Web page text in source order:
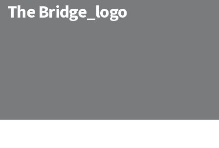
The Bridge_logo